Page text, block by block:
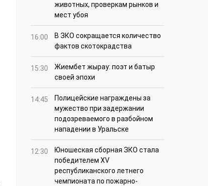
животных, проверкам рынков и
мест убоя
16:00
В ЗКО сокращается количество
фактов скотокрадства
15:30
Жиембет жырау: поэт и батыр
своей эпохи
14:45
Полицейские награждены за
мужество при задержании
подозреваемого в разбойном
нападении в Уральске
12:30
Юношеская сборная ЗКО стала
победителем XV
республиканского летнего
чемпионата по пожарно-